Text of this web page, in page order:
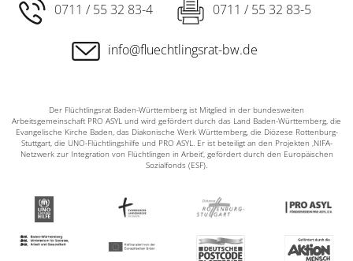
0711 / 55 32 83-4 0711 / 55 32 83-5
info@fluechtlingsrat-bw.de
Der Flüchtlingsrat Baden-Württemberg ist Mitglied in der bundesweiten
Arbeitsgemeinschaft PRO ASYL und wird gefördert durch das Land Baden-Württemberg, die
Evangelische Kirche Baden, das Diakonische Werk Württemberg, die Diözese Rottenburg-
Stuttgart, die UNO-Flüchtlingshilfe und PRO ASYL. Er ist beteiligt an den Projekten ‚NIFA-
Netzwerk zur Integration von Flüchtlingen in Arbeit‘, gefördert durch den Europäischen
Sozialfonds (ESF).